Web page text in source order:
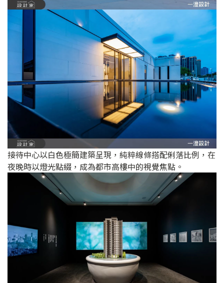
接待中心以白色極簡建築呈現，純粹線條搭配俐落比例，在
夜晚時以燈光點綴，成為都市高樓中的視覺焦點。